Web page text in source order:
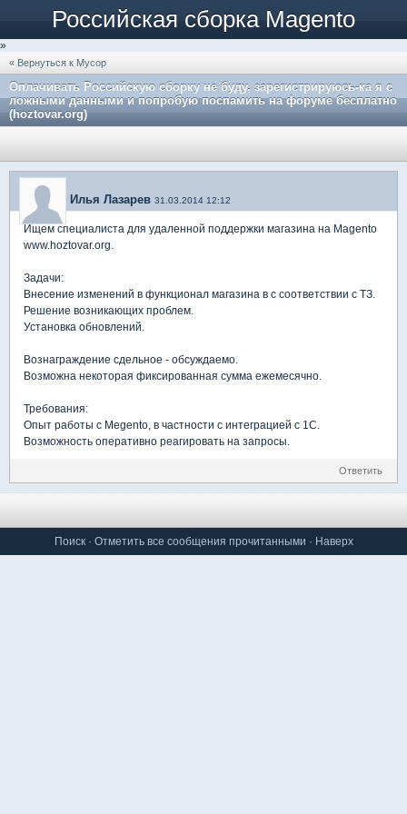
Российская сборка Magento
»
« Вернуться к Мусор
Оплачивать Российскую сборку не буду, зарегистрируюсь-ка я с
ложными данными и попробую поспамить на форуме бесплатно
(hoztovar.org)
Илья Лазарев 31.03.2014 12:12
Ищем специалиста для удаленной поддержки магазина на Magento
www.hoztovar.org.
Задачи:
Внесение изменений в функционал магазина в с соответствии с ТЗ.
Решение возникающих проблем.
Установка обновлений.
Вознаграждение сдельное - обсуждаемо.
Возможна некоторая фиксированная сумма ежемесячно.
Требования:
Опыт работы с Megento, в частности с интеграцией с 1С.
Возможность оперативно реагировать на запросы.
Ответить
Поиск· Отметить все сообщения прочитанными · Наверх